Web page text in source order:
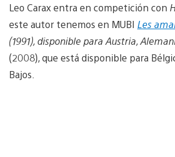
Leo Carax entra en competición con
este autor tenemos en MUBI Les
(1991), disponible para Austria,
(2008), que está disponible para
Bajos.